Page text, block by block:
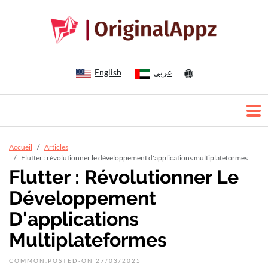
English عربي
Accueil
Articles
Flutter : révolutionner le développement d'applications multiplateformes
Flutter : Révolutionner Le
Développement
D'applications
Multiplateformes
COMMON.POSTED-ON 27/03/2025